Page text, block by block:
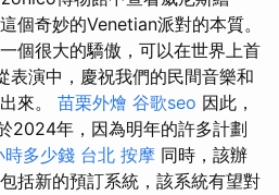
個奇妙的Venetian派對的本質。
個很大的驕傲，可以在世界上首
表演中，慶祝我們的民間音樂和
來。 苗栗外燴 谷歌seo 因此，
2024年，因為明年的許多計劃
時多少錢 台北 按摩 同時，該辦
括新的預訂系統，該系統有望對